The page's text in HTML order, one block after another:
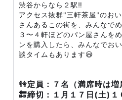
渋谷からなら２駅‼️
アクセス抜群"三軒茶屋"のお
さんあるこの街を、みんなで
３〜４軒ほどのパン屋さんを
ンを購入したら、みんなでお
談タイムもあります😃
👫定員：７名（満席時は増
🔚締切：１月１７日(土)１